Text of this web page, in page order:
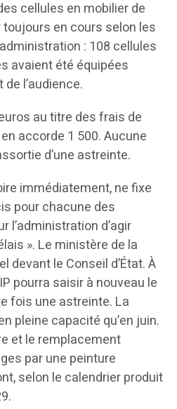
cellules en mobilier de
en cours selon les
: 108 cellules
avaient été équipées
l’audience.
au titre des frais de
accorde 1 500. Aucune
d’une astreinte.
immédiatement, ne fixe
pour chacune des
l’administration d’agir
». Le ministère de la
devant le Conseil d’État. À
pourra saisir à nouveau le
fois une astreinte. La
pleine capacité qu’en juin.
et le remplacement
par une peinture
selon le calendrier produit